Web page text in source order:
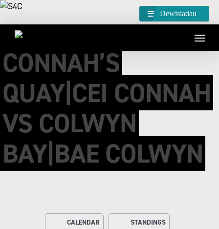
Dewisiadau
CONNAH’S
QUAY|CEI CONNAH
VS COLWYN
BAY|BAE COLWYN
CALENDAR STANDINGS